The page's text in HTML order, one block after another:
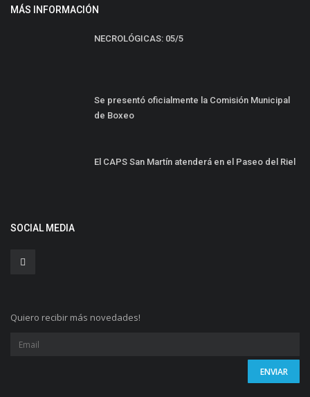
MÁS INFORMACIÓN
NECROLÓGICAS: 05/5
Se presentó oficialmente la Comisión Municipal
de Boxeo
El CAPS San Martín atenderá en el Paseo del Riel
SOCIAL MEDIA
Quiero recibir más novedades!